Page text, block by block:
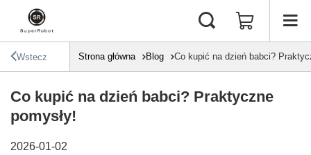
Wstecz Strona główna Blog Co kupić na dzień babci?
Co kupić na dzień babci? Praktyczne
pomysły!
2026-01-02